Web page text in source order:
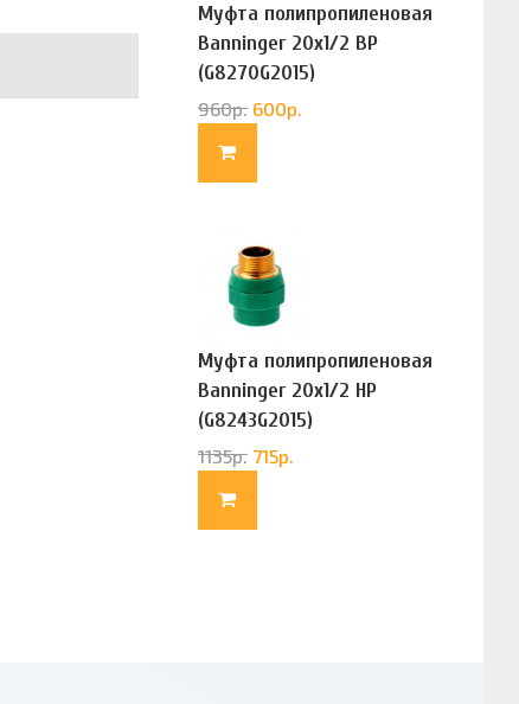
Муфта полипропиленовая
Banninger 20х1/2 ВР
(G8270G2015)
960р. 600р.
Муфта полипропиленовая
Banninger 20х1/2 НР
(G8243G2015)
1135р. 715р.